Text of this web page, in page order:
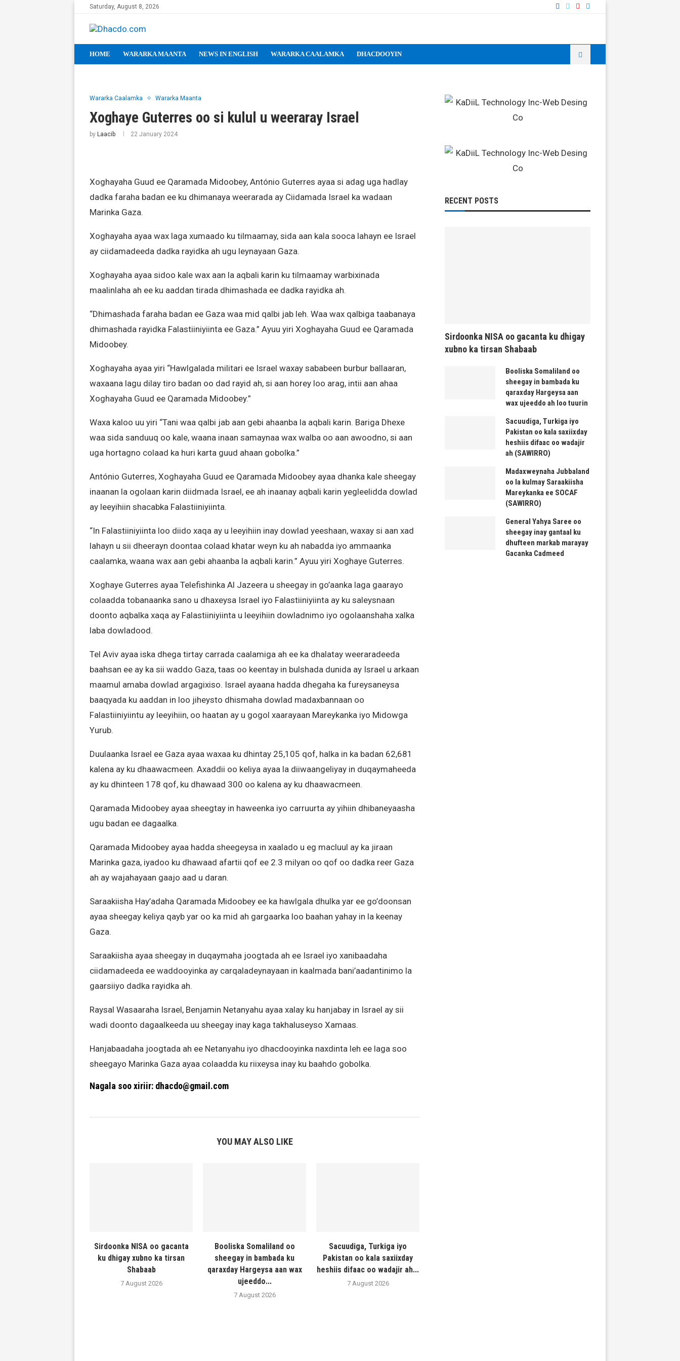
Saturday, August 8, 2026
HOME WARARKA MAANTA NEWS IN ENGLISH WARARKA CAALAMKA DHACDOOYIN
Wararka Caalamka Wararka Maanta
Xoghaye Guterres oo si kulul u weeraray Israel
by Laacib 22 January 2024
Xoghayaha Guud ee Qaramada Midoobey, António Guterres ayaa si adag uga hadlay
dadka faraha badan ee ku dhimanaya weerarada ay Ciidamada Israel ka wadaan
Marinka Gaza.
Xoghayaha ayaa wax laga xumaado ku tilmaamay, sida aan kala sooca lahayn ee Israel
ay ciidamadeeda dadka rayidka ah ugu leynayaan Gaza.
Xoghayaha ayaa sidoo kale wax aan la aqbali karin ku tilmaamay warbixinada
maalinlaha ah ee ku aaddan tirada dhimashada ee dadka rayidka ah.
“Dhimashada faraha badan ee Gaza waa mid qalbi jab leh. Waa wax qalbiga taabanaya
dhimashada rayidka Falastiiniyiinta ee Gaza.” Ayuu yiri Xoghayaha Guud ee Qaramada
Midoobey.
Xoghayaha ayaa yiri “Hawlgalada militari ee Israel waxay sababeen burbur ballaaran,
waxaana lagu dilay tiro badan oo dad rayid ah, si aan horey loo arag, intii aan ahaa
Xoghayaha Guud ee Qaramada Midoobey.”
Waxa kaloo uu yiri “Tani waa qalbi jab aan gebi ahaanba la aqbali karin. Bariga Dhexe
waa sida sanduuq oo kale, waana inaan samaynaa wax walba oo aan awoodno, si aan
uga hortagno colaad ka huri karta guud ahaan gobolka.”
António Guterres, Xoghayaha Guud ee Qaramada Midoobey ayaa dhanka kale sheegay
inaanan la ogolaan karin diidmada Israel, ee ah inaanay aqbali karin yegleelidda dowlad
ay leeyihiin shacabka Falastiiniyiinta.
“In Falastiiniyiinta loo diido xaqa ay u leeyihiin inay dowlad yeeshaan, waxay si aan xad
lahayn u sii dheerayn doontaa colaad khatar weyn ku ah nabadda iyo ammaanka
caalamka, waana wax aan gebi ahaanba la aqbali karin.” Ayuu yiri Xoghaye Guterres.
Xoghaye Guterres ayaa Telefishinka Al Jazeera u sheegay in go’aanka laga gaarayo
colaadda tobanaanka sano u dhaxeysa Israel iyo Falastiiniyiinta ay ku saleysnaan
doonto aqbalka xaqa ay Falastiiniyiinta u leeyihiin dowladnimo iyo ogolaanshaha xalka
laba dowladood.
Tel Aviv ayaa iska dhega tirtay carrada caalamiga ah ee ka dhalatay weeraradeeda
baahsan ee ay ka sii waddo Gaza, taas oo keentay in bulshada dunida ay Israel u arkaan
maamul amaba dowlad argagixiso. Israel ayaana hadda dhegaha ka fureysaneysa
baaqyada ku aaddan in loo jiheysto dhismaha dowlad madaxbannaan oo
Falastiiniyiintu ay leeyihiin, oo haatan ay u gogol xaarayaan Mareykanka iyo Midowga
Yurub.
Duulaanka Israel ee Gaza ayaa waxaa ku dhintay 25,105 qof, halka in ka badan 62,681
kalena ay ku dhaawacmeen. Axaddii oo keliya ayaa la diiwaangeliyay in duqaymaheeda
ay ku dhinteen 178 qof, ku dhawaad 300 oo kalena ay ku dhaawacmeen.
Qaramada Midoobey ayaa sheegtay in haweenka iyo carruurta ay yihiin dhibaneyaasha
ugu badan ee dagaalka.
Qaramada Midoobey ayaa hadda sheegeysa in xaalado u eg macluul ay ka jiraan
Marinka gaza, iyadoo ku dhawaad ​​afartii qof ee 2.3 milyan oo qof oo dadka reer Gaza
ah ay wajahayaan gaajo aad u daran.
Saraakiisha Hay’adaha Qaramada Midoobey ee ka hawlgala dhulka yar ee go’doonsan
ayaa sheegay keliya qayb yar oo ka mid ah gargaarka loo baahan yahay in la keenay
Gaza.
Saraakiisha ayaa sheegay in duqaymaha joogtada ah ee Israel iyo xanibaadaha
ciidamadeeda ee waddooyinka ay carqaladeynayaan in kaalmada bani’aadantinimo la
gaarsiiyo dadka rayidka ah.
Raysal Wasaaraha Israel, Benjamin Netanyahu ayaa xalay ku hanjabay in Israel ay sii
wadi doonto dagaalkeeda uu sheegay inay kaga takhaluseyso Xamaas.
Hanjabaadaha joogtada ah ee Netanyahu iyo dhacdooyinka naxdinta leh ee laga soo
sheegayo Marinka Gaza ayaa colaadda ku riixeysa inay ku baahdo gobolka.
Nagala soo xiriir: dhacdo@gmail.com
YOU MAY ALSO LIKE
Sirdoonka NISA oo gacanta
ku dhigay xubno ka tirsan
Shabaab
7 August 2026
Booliska Somaliland oo
sheegay in bambada ku
qaraxday Hargeysa aan wax
ujeeddo...
7 August 2026
Sacuudiga, Turkiga iyo
Pakistan oo kala saxiixday
heshiis difaac oo wadajir ah...
7 August 2026
RECENT POSTS
Sirdoonka NISA oo gacanta ku dhigay
xubno ka tirsan Shabaab
Booliska Somaliland oo
sheegay in bambada ku
qaraxday Hargeysa aan
wax ujeeddo ah loo tuurin
Sacuudiga, Turkiga iyo
Pakistan oo kala saxiixday
heshiis difaac oo wadajir
ah (SAWIRRO)
Madaxweynaha Jubbaland
oo la kulmay Saraakiisha
Mareykanka ee SOCAF
(SAWIRRO)
General Yahya Saree oo
sheegay inay gantaal ku
dhufteen markab marayay
Gacanka Cadmeed